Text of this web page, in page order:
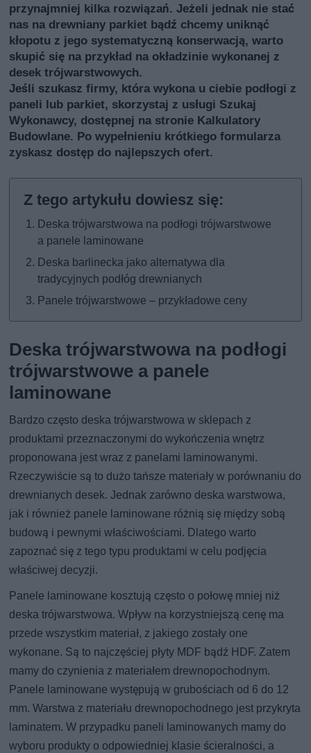
przynajmniej kilka rozwiązań. Jeżeli jednak nie stać
nas na drewniany parkiet bądź chcemy uniknąć
kłopotu z jego systematyczną konserwacją, warto
skupić się na przykład na okładzinie wykonanej z
desek trójwarstwowych.
Jeśli szukasz firmy, która wykona u ciebie podłogi z
paneli lub parkiet, skorzystaj z usługi Szukaj
Wykonawcy, dostępnej na stronie Kalkulatory
Budowlane. Po wypełnieniu krótkiego formularza
zyskasz dostęp do najlepszych ofert.
Deska trójwarstwowa na podłogi trójwarstwowe
a panele laminowane
Deska barlinecka jako alternatywa dla
tradycyjnych podłóg drewnianych
Panele trójwarstwowe – przykładowe ceny
Deska trójwarstwowa na podłogi
trójwarstwowe a panele
laminowane
Bardzo często deska trójwarstwowa w sklepach z
produktami przeznaczonymi do wykończenia wnętrz
proponowana jest wraz z panelami laminowanymi.
Rzeczywiście są to dużo tańsze materiały w porównaniu do
drewnianych desek. Jednak zarówno deska warstwowa,
jak i również panele laminowane różnią się między sobą
budową i pewnymi właściwościami. Dlatego warto
zapoznać się z tego typu produktami w celu podjęcia
właściwej decyzji.
Panele laminowane kosztują często o połowę mniej niż
deska trójwarstwowa. Wpływ na korzystniejszą cenę ma
przede wszystkim materiał, z jakiego zostały one
wykonane. Są to najczęściej płyty MDF bądź HDF. Zatem
mamy do czynienia z materiałem drewnopochodnym.
Panele laminowane występują w grubościach od 6 do 12
mm. Warstwa z materiału drewnopochodnego jest przykryta
laminatem. W przypadku paneli laminowanych mamy do
wyboru produkty o odpowiedniej klasie ścieralności, a